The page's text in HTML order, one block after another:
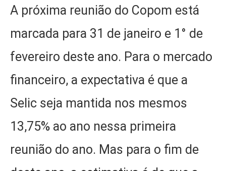
A próxima reunião do Copom está
marcada para 31 de janeiro e 1° de
fevereiro deste ano. Para o mercado
financeiro, a expectativa é que a
Selic seja mantida nos mesmos
13,75% ao ano nessa primeira
reunião do ano. Mas para o fim de